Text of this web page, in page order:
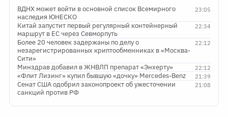
23:05
ВДНХ может войти в основной список Всемирного
наследия ЮНЕСКО
22:34
Китай запустит первый регулярный контейнерный
маршрут в ЕС через Севморпуть
22:12
Более 20 человек задержаны по делу о
незарегистрированных криптообменниках в «Москва-
Сити»
22:12
Минздрав добавил в ЖНВЛП препарат «Энхерту»
21:39
«Флит Лизинг» купил бывшую «дочку» Mercedes-Benz
21:08
Сенат США одобрил законопроект об ужесточении
санкций против РФ